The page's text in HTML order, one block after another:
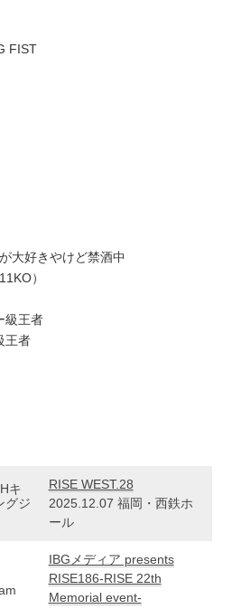
FIST
大好きやけど禁酒中
）
級王者
王者
キ
グジ
RISE WEST.28
2025.12.07 福岡・西鉄ホ
ール
IBGメディア presents
RISE186-RISE 22th
Memorial event-